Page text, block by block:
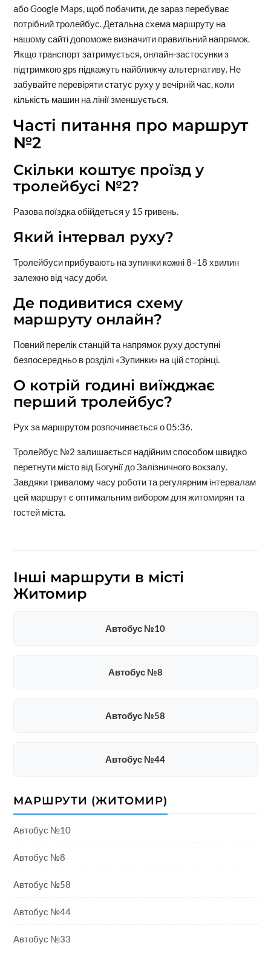
або Google Maps, щоб побачити, де зараз перебуває
потрібний тролейбус. Детальна схема маршруту на
нашому сайті допоможе визначити правильний напрямок.
Якщо транспорт затримується, онлайн-застосунки з
підтримкою gps підкажуть найближчу альтернативу. Не
забувайте перевіряти статус руху у вечірній час, коли
кількість машин на лінії зменшується.
Часті питання про маршрут
№2
Скільки коштує проїзд у
тролейбусі №2?
Разова поїздка обійдеться у 15 гривень.
Який інтервал руху?
Тролейбуси прибувають на зупинки кожні 8–18 хвилин
залежно від часу доби.
Де подивитися схему
маршруту онлайн?
Повний перелік станцій та напрямок руху доступні
безпосередньо в розділі «Зупинки» на цій сторінці.
О котрій годині виїжджає
перший тролейбус?
Рух за маршрутом розпочинається о 05:36.
Тролейбус №2 залишається надійним способом швидко
перетнути місто від Богунії до Залізничного вокзалу.
Завдяки тривалому часу роботи та регулярним інтервалам
цей маршрут є оптимальним вибором для житомирян та
гостей міста.
Інші маршрути в місті
Житомир
Автобус №10
Автобус №8
Автобус №58
Автобус №44
МАРШРУТИ (ЖИТОМИР)
Автобус №10
Автобус №8
Автобус №58
Автобус №44
Автобус №33